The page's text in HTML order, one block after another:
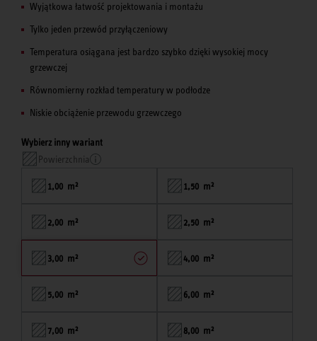
Wyjątkowa łatwość projektowania i montażu
Tylko jeden przewód przyłączeniowy
Temperatura osiągana jest bardzo szybko dzięki wysokiej mocy
grzewczej
Równomierny rozkład temperatury w podłodze
Niskie obciążenie przewodu grzewczego
Wybierz inny wariant
Powierzchnia
1,00 m² 1,50 m²
2,00 m² 2,50 m²
3,00 m² 4,00 m²
5,00 m² 6,00 m²
7,00 m² 8,00 m²